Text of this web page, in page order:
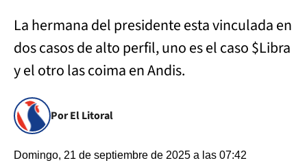
La hermana del presidente esta vinculada en
dos casos de alto perfil, uno es el caso $Libra
y el otro las coima en Andis.
Por El Litoral
Domingo, 21 de septiembre de 2025 a las 07:42